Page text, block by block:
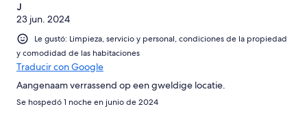
J
23 jun. 2024
Le gustó: Limpieza, servicio y personal, condiciones de la propiedad
y comodidad de las habitaciones
Traducir con Google
Aangenaam verrassend op een gweldige locatie.
Se hospedó 1 noche en junio de 2024